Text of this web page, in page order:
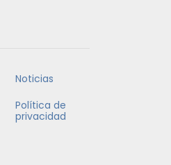
Noticias
Política de
privacidad